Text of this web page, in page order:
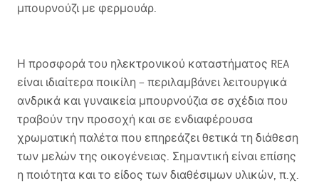
μπουρνούζι με φερμουάρ.
Η προσφορά του ηλεκτρονικού καταστήματος REA
είναι ιδιαίτερα ποικίλη – περιλαμβάνει λειτουργικά
ανδρικά και γυναικεία μπουρνούζια σε σχέδια που
τραβούν την προσοχή και σε ενδιαφέρουσα
χρωματική παλέτα που επηρεάζει θετικά τη διάθεση
των μελών της οικογένειας. Σημαντική είναι επίσης
η ποιότητα και το είδος των διαθέσιμων υλικών, π.χ.